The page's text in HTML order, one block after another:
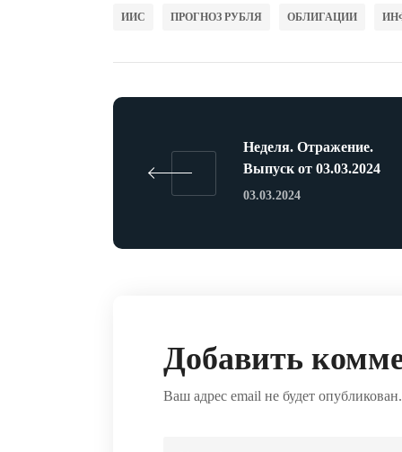
ИИС ПРОГНОЗ РУБЛЯ ОБЛИГАЦИИ
Неделя. Отражение.
Выпуск от 03.03.2024
03.03.2024
Добавить
Ваш адрес email не будет опубликован.